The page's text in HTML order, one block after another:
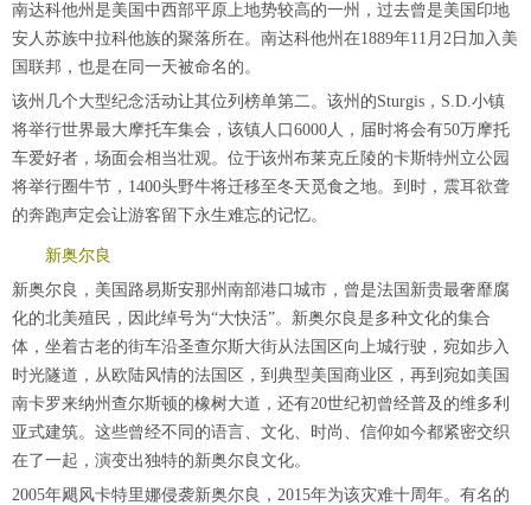
南达科他州是美国中西部平原上地势较高的一州，过去曾是美国印地
安人苏族中拉科他族的聚落所在。南达科他州在1889年11月2日加入美
国联邦，也是在同一天被命名的。
该州几个大型纪念活动让其位列榜单第二。该州的Sturgis，S.D.小镇
将举行世界最大摩托车集会，该镇人口6000人，届时将会有50万摩托
车爱好者，场面会相当壮观。位于该州布莱克丘陵的卡斯特州立公园
将举行圈牛节，1400头野牛将迁移至冬天觅食之地。到时，震耳欲聋
的奔跑声定会让游客留下永生难忘的记忆。
新奥尔良
新奥尔良，美国路易斯安那州南部港口城市，曾是法国新贵最奢靡腐
化的北美殖民，因此绰号为“大快活”。新奥尔良是多种文化的集合
体，坐着古老的街车沿圣查尔斯大街从法国区向上城行驶，宛如步入
时光隧道，从欧陆风情的法国区，到典型美国商业区，再到宛如美国
南卡罗来纳州查尔斯顿的橡树大道，还有20世纪初曾经普及的维多利
亚式建筑。这些曾经不同的语言、文化、时尚、信仰如今都紧密交织
在了一起，演变出独特的新奥尔良文化。
2005年飓风卡特里娜侵袭新奥尔良，2015年为该灾难十周年。有名的